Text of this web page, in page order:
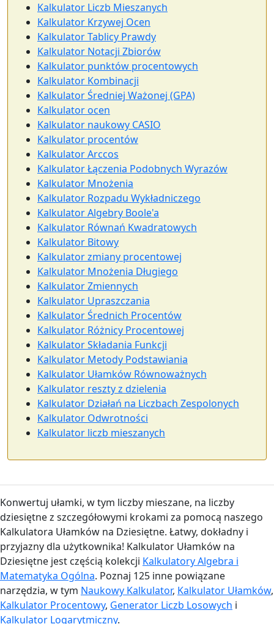
Kalkulator Liczb Mieszanych
Kalkulator Krzywej Ocen
Kalkulator Tablicy Prawdy
Kalkulator Notacji Zbiorów
Kalkulator punktów procentowych
Kalkulator Kombinacji
Kalkulator Średniej Ważonej (GPA)
Kalkulator ocen
Kalkulator naukowy CASIO
Kalkulator procentów
Kalkulator Arccos
Kalkulator Łączenia Podobnych Wyrazów
Kalkulator Mnożenia
Kalkulator Rozpadu Wykładniczego
Kalkulator Algebry Boole'a
Kalkulator Równań Kwadratowych
Kalkulator Bitowy
Kalkulator zmiany procentowej
Kalkulator Mnożenia Długiego
Kalkulator Zmiennych
Kalkulator Upraszczania
Kalkulator Średnich Procentów
Kalkulator Różnicy Procentowej
Kalkulator Składania Funkcji
Kalkulator Metody Podstawiania
Kalkulator Ułamków Równoważnych
Kalkulator reszty z dzielenia
Kalkulator Działań na Liczbach Zespolonych
Kalkulator Odwrotności
Kalkulator liczb mieszanych
Konwertuj ułamki, w tym liczby mieszane, na liczby
dziesiętne z szczegółowymi krokami za pomocą naszego
Kalkulatora Ułamków na Dziesiętne. Łatwy, dokładny i
przyjazny dla użytkownika! Kalkulator Ułamków na
Dziesiętne jest częścią kolekcji Kalkulatory Algebra i
Matematyka Ogólna. Poznaj 125 inne powiązane
narzędzia, w tym Naukowy Kalkulator, Kalkulator Ułamków,
Kalkulator Procentowy, Generator Liczb Losowych i
Kalkulator Logarytmiczny.